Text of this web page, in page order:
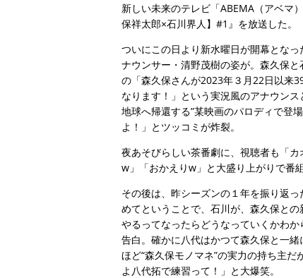
新しい未来のテレビ「ABEMA（アベマ
保祥太郎×石川界人】#1』を放送した。
ついにこの日より新水曜日が開幕とな
ナウンサー・清野茂樹の姿が。森久保
の「森久保さんが2023年３月22日以来
なります！」という実況風のアナウン
地球へ帰還する”某映画のパロディで登
よ！」とツッコミが炸裂。
夜あそびらしい茶番劇に、視聴者も「
w」「おかえりw」と大盛り上がりで番
その後は、昨シーズンの１年を振り返
めてということで、石川が、森久保と
やるってなったらどうなっていくかわ
告白。確かに八代はかつて森久保と一
ほど“森久保モノマネ”の実力の持ち主
よ八代拓で練習って！」と大爆笑。